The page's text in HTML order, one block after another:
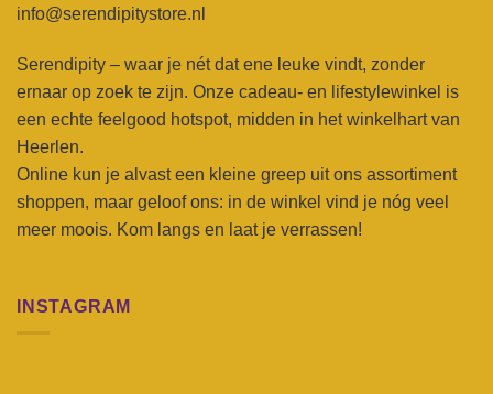
info@serendipitystore.nl
Serendipity – waar je nét dat ene leuke vindt, zonder
ernaar op zoek te zijn. Onze cadeau- en lifestylewinkel is
een echte feelgood hotspot, midden in het winkelhart van
Heerlen.
Online kun je alvast een kleine greep uit ons assortiment
shoppen, maar geloof ons: in de winkel vind je nóg veel
meer moois. Kom langs en laat je verrassen!
INSTAGRAM